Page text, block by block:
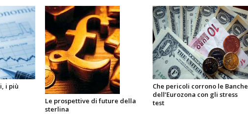
i più
Le prospettive di future della
sterlina
Che pericoli corrono le Banche
dell’Eurozona con gli stress
test